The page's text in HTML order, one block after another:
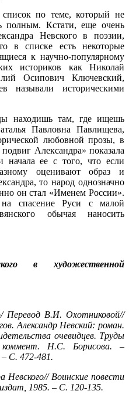
по теме, который не
полным. Кстати, еще очень
Невского в поэзии,
в списке есть некоторые
к научно-популярному
историков как Николай
Осипович Ключевский,
называли историческими
находишь там, где ищешь
Павловна Павлищева,
любовной прозы, в
Александра» показала
начала ее с того, что если
оценивают образ и
то народ однозначно
он стал «Именем России».
спасение Руси с малой
обычая наносить
в художественной
Перевод В.И. Охотниковой//
Александр Невский: роман.
очевидцев. Труды
коммент. Н.С. Борисова. –
С. 472-481.
Воинские повести
1985. – С. 120-135.